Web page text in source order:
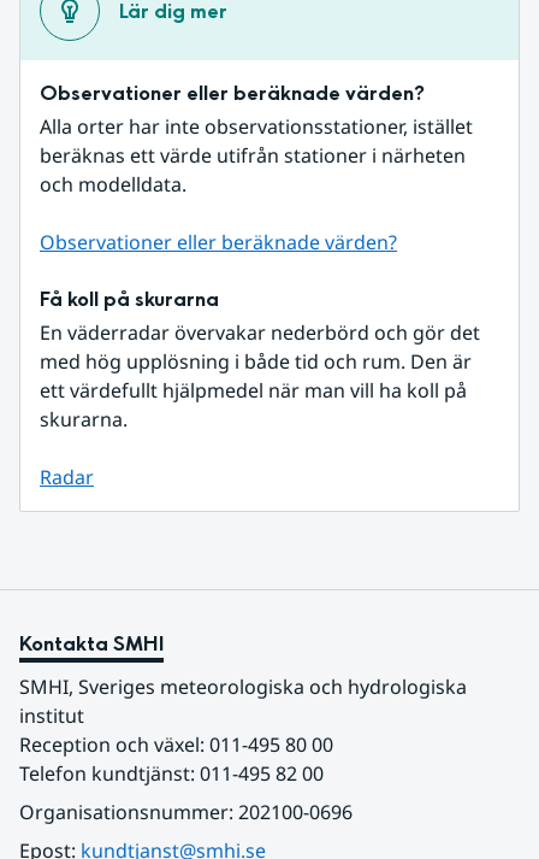
Lär dig mer
Observationer eller beräknade värden?
Alla orter har inte observationsstationer, istället
beräknas ett värde utifrån stationer i närheten
och modelldata.
Observationer eller beräknade värden?
Få koll på skurarna
En väderradar övervakar nederbörd och gör det
med hög upplösning i både tid och rum. Den är
ett värdefullt hjälpmedel när man vill ha koll på
skurarna.
Radar
Kontakta SMHI
SMHI, Sveriges meteorologiska och hydrologiska
institut
Reception och växel: 011-495 80 00
Telefon kundtjänst: 011-495 82 00
Organisationsnummer: 202100-0696
Epost: kundtjanst@smhi.se